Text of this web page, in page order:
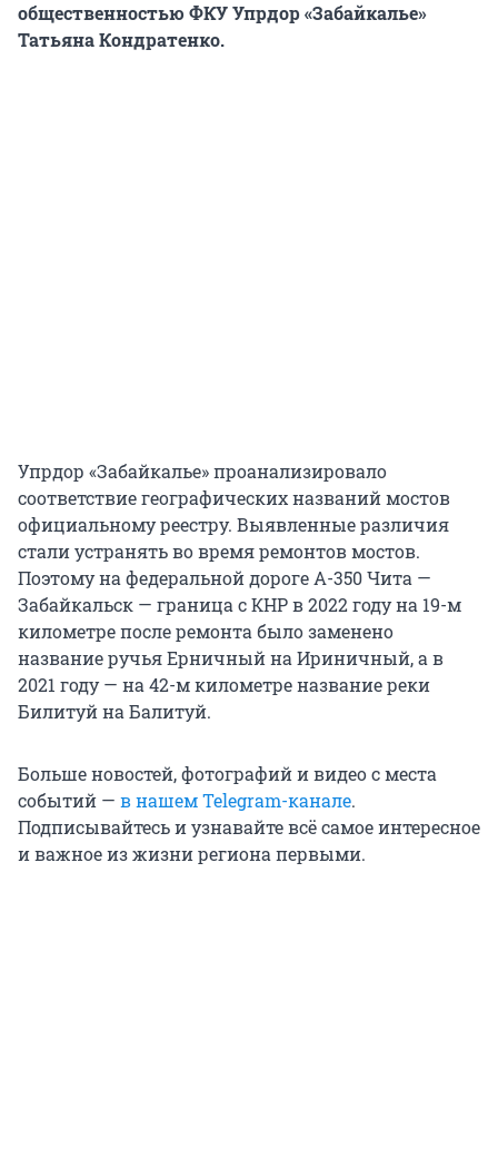
общественностью ФКУ Упрдор «Забайкалье»
Татьяна Кондратенко.
Упрдор «Забайкалье» проанализировало
соответствие географических названий мостов
официальному реестру. Выявленные различия
стали устранять во время ремонтов мостов.
Поэтому на федеральной дороге А-350 Чита —
Забайкальск — граница с КНР в 2022 году на 19-м
километре после ремонта было заменено
название ручья Ерничный на Ириничный, а в
2021 году — на 42-м километре название реки
Билитуй на Балитуй.
Больше новостей, фотографий и видео с места
событий — в нашем Telegram-канале.
Подписывайтесь и узнавайте всё самое интересное
и важное из жизни региона первыми.